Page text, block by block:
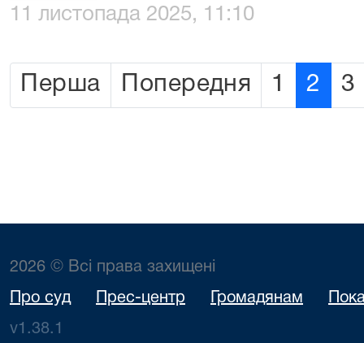
11 листопада 2025, 11:10
Перша Попередня 1 2 3
2026 © Всі права захищені
Про суд Прес-центр Громадянам
v1.38.1